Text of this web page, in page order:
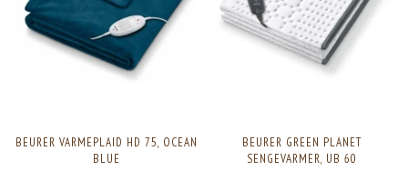
BEURER VARMEPLAID HD 75, OCEAN
BLUE
BEURER GREEN PLANET
SENGEVARMER, UB 60